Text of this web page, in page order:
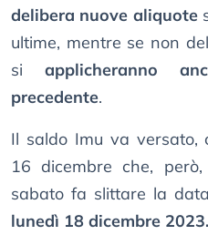
delibera nuove aliquote
ultime, mentre se non
si applicheranno
precedente.
Il saldo Imu va versato,
16 dicembre che,
sabato fa slittare la
lunedì 18 dicembre 2023.